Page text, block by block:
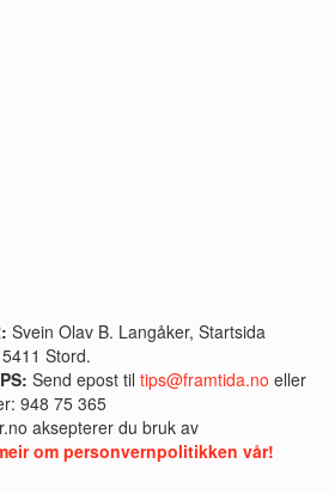
Svein Olav B. Langåker, Startsida
Stord.
Send epost til tips@framtida.no eller
948 75 365
aksepterer du bruk av
om personvernpolitikken vår!